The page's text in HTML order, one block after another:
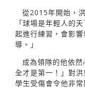
從2015年開始，
「球場是年輕人的
起進行練習，會影
導。」
成為領隊的他依
全才是第一！」對
學生受傷會令他非常